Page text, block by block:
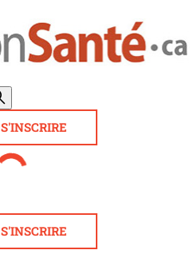
S'INSCRIRE
S'INSCRIRE